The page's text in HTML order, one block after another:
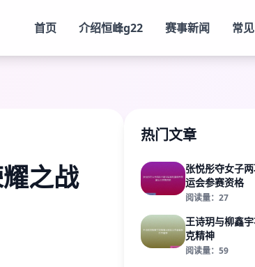
首页 介绍恒峰g22 赛事新闻 常
之战
热门文章
张悦彤夺女子
运会参赛资格
阅读量：27
王诗玥与柳鑫
克精神
阅读量：59